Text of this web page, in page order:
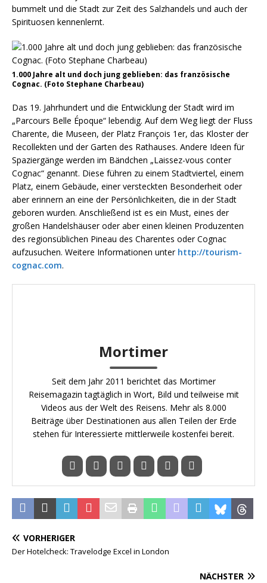
bummelt und die Stadt zur Zeit des Salzhandels und auch der
Spirituosen kennenlernt.
1.000 Jahre alt und doch jung geblieben: das französische
Cognac. (Foto Stephane Charbeau)
Das 19. Jahrhundert und die Entwicklung der Stadt wird im
„Parcours Belle Époque“ lebendig. Auf dem Weg liegt der Fluss
Charente, die Museen, der Platz François 1er, das Kloster der
Recollekten und der Garten des Rathauses. Andere Ideen für
Spaziergänge werden im Bändchen „Laissez-vous conter
Cognac“ genannt. Diese führen zu einem Stadtviertel, einem
Platz, einem Gebäude, einer versteckten Besonderheit oder
aber erinnern an eine der Persönlichkeiten, die in der Stadt
geboren wurden. Anschließend ist es ein Must, eines der
großen Handelshäuser oder aber einen kleinen Produzenten
des regionsüblichen Pineau des Charentes oder Cognac
aufzusuchen. Weitere Informationen unter http://tourism-
cognac.com.
Mortimer
Seit dem Jahr 2011 berichtet das Mortimer
Reisemagazin tagtäglich in Wort, Bild und teilweise mit
Videos aus der Welt des Reisens. Mehr als 8.000
Beiträge über Destinationen aus allen Teilen der Erde
stehen für Interessierte mittlerweile kostenfei bereit.
VORHERIGER
Der Hotelcheck: Travelodge Excel in London
NÄCHSTER